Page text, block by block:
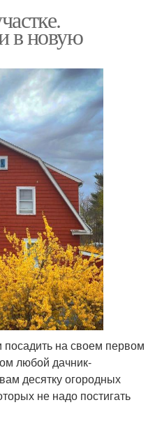
в новую
посадить на своем первом
любой дачник-
десятку огородных
не надо постигать